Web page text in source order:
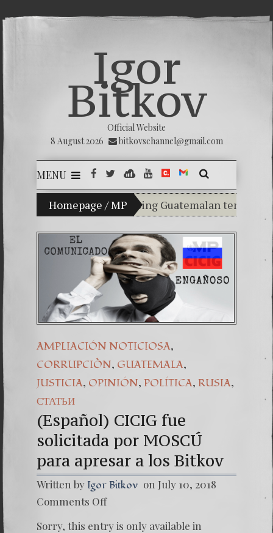
Igor
Bitkov
Official Website
8 August 2026
bitkovschannel@gmail.com
MENU
Homepage /MP
Bitkov, a promising Guatemalan tennis player.
Breaking the silence of
(Español) Confiamos en
Criminality in the Kremlin
(Español) Daño Colateral:
7. Our Struggle Against
AMPLIACIÓN NOTICIOSA,
CORRUPCIÒN, GUATEMALA,
JUSTICIA, OPINIÓN, POLÍTICA, RUSIA,
СТАТЬИ
(Español) CICIG fue
solicitada por MOSCÚ
para apresar a los Bitkov
Written by Igor Bitkov on July 10, 2018
Comments Off
Sorry, this entry is only available in